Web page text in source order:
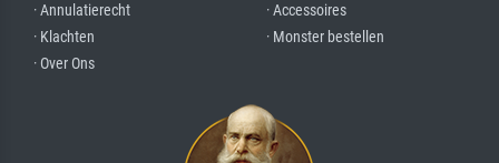
· Annulatierecht
· Klachten
· Over Ons
· Accessoires
· Monster bestellen